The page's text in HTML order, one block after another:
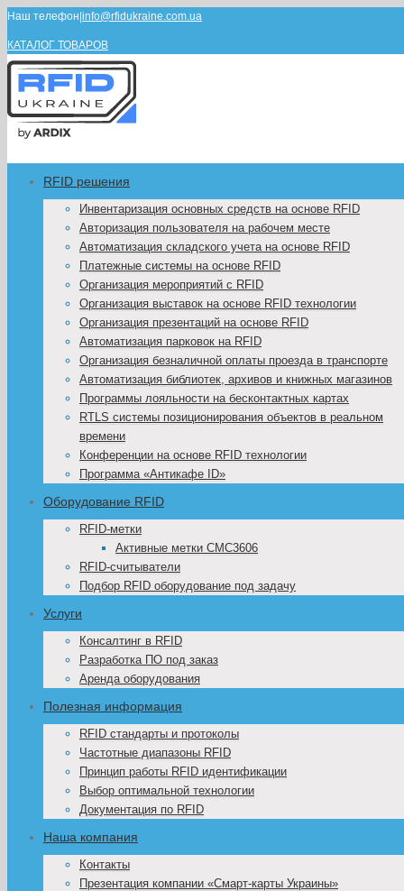
Наш телефон info@rfidukraine.com.ua
КАТАЛОГ ТОВАРОВ
RFID решения
Инвентаризация основных средств на основе RFID
Авторизация пользователя на рабочем месте
Автоматизация складского учета на основе RFID
Платежные системы на основе RFID
Организация мероприятий с RFID
Организация выставок на основе RFID технологии
Организация презентаций на основе RFID
Автоматизация парковок на RFID
Организация безналичной оплаты проезда в транспорте
Автоматизация библиотек, архивов и книжных магазинов
Программы лояльности на бесконтактных картах
RTLS системы позиционирования объектов в реальном
времени
Конференции на основе RFID технологии
Программа «Антикафе ID»
Оборудование RFID
RFID-метки
Активные метки CMC3606
RFID-считыватели
Подбор RFID оборудование под задачу
Услуги
Консалтинг в RFID
Разработка ПО под заказ
Аренда оборудования
Полезная информация
RFID стандарты и протоколы
Частотные диапазоны RFID
Принцип работы RFID идентификации
Выбор оптимальной технологии
Документация по RFID
Наша компания
Контакты
Презентация компании «Смарт-карты Украины»